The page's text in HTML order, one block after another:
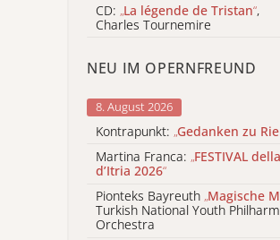
CD: „La légende de Tristan“,
Charles Tournemire
NEU IM OPERNFREUND
8. August 2026
Kontrapunkt: „Gedanken zu
Martina Franca: „FESTIVAL
d’Itria 2026“
Pionteks Bayreuth „Magische
Turkish National Youth
Orchestra